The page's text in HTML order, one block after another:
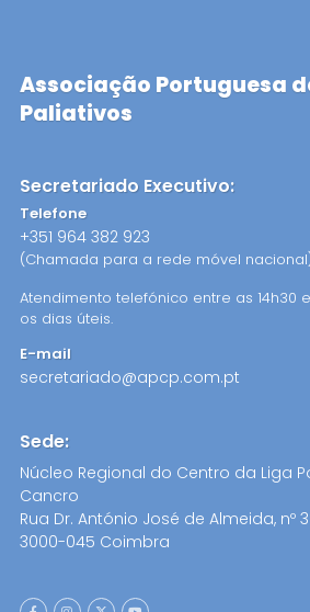
Associação Portuguesa
Paliativos
Secretariado Executivo:
Telefone
+351 964 382 923
(Chamada para a rede móvel
Atendimento telefónico entre as 14h30
os dias úteis.
E-mail
secretariado@apcp.com.pt
Sede:
Núcleo Regional do Centro da Liga
Cancro
Rua Dr. António José de Almeida, nº
3000-045 Coimbra